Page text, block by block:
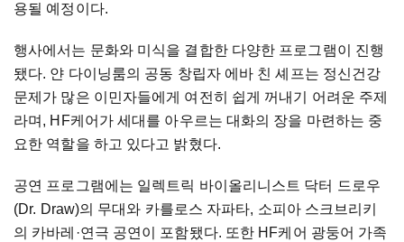
용될 예정이다.
행사에서는 문화와 미식을 결합한 다양한 프로그램이 진행
됐다. 얀 다이닝룸의 공동 창립자 에바 친 셰프는 정신건강
문제가 많은 이민자들에게 여전히 쉽게 꺼내기 어려운 주제
라며, HF케어가 세대를 아우르는 대화의 장을 마련하는 중
요한 역할을 하고 있다고 밝혔다.
공연 프로그램에는 일렉트릭 바이올리니스트 닥터 드로우
(Dr. Draw)의 무대와 카를로스 자파타, 소피아 스크브리키
의 카바레·연극 공연이 포함됐다. 또한 HF케어 광둥어 가족